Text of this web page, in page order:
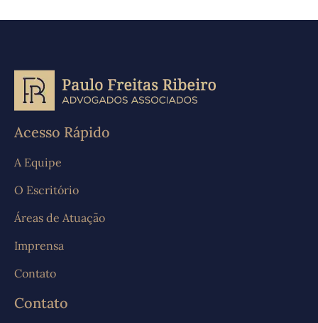
Acesso Rápido
A Equipe
O Escritório
Áreas de Atuação
Imprensa
Contato
Contato